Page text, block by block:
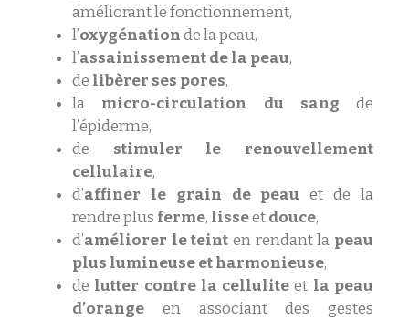
améliorant le fonctionnement,
l’oxygénationde la peau,
l’assainissement de la peau,
de libèrer ses pores,
la micro-circulation du sang de
l’épiderme,
de stimuler le renouvellement
cellulaire,
d’affiner le grain de peauet de la
rendre plus ferme, lisseetdouce,
d’améliorer le teint en rendant la peau
plus lumineuse et harmonieuse,
de lutter contre la cellulite et la peau
d’orange en associant des gestes